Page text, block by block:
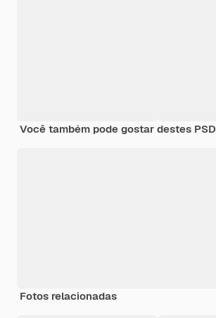
Você também pode gostar destes PSD
Fotos relacionadas